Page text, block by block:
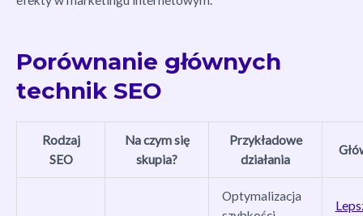
Porównanie głównych
technik SEO
Rodzaj
SEO
Na czym się
skupia?
Przykładowe
działania
Optymalizacja